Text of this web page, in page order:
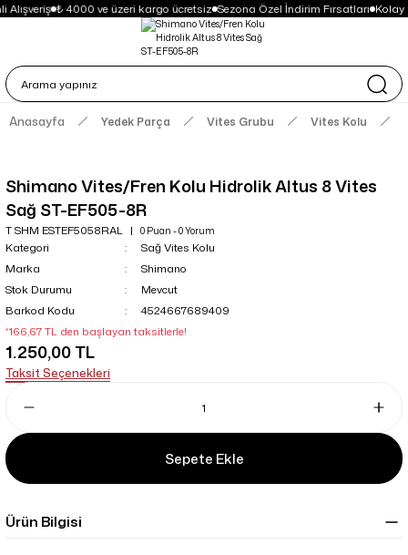
Alışveriş ₺ 4000 ve üzeri kargo ücretsiz Sezona Özel İndirim Fırsatları Kolay
Anasayfa Yedek Parça Vites Grubu Vites Kolu
Shimano Vites/Fren Kolu Hidrolik Altus 8 Vites
Sağ ST-EF505-8R
T SHM ESTEF5058RAL 0 Puan - 0 Yorum
Kategori
Sağ Vites Kolu
Marka
Shimano
Stok Durumu
Mevcut
Barkod Kodu
4524667689409
*166,67 TL den başlayan taksitlerle!
1.250,00 TL
Taksit Seçenekleri
Sepete Ekle
Ürün Bilgisi